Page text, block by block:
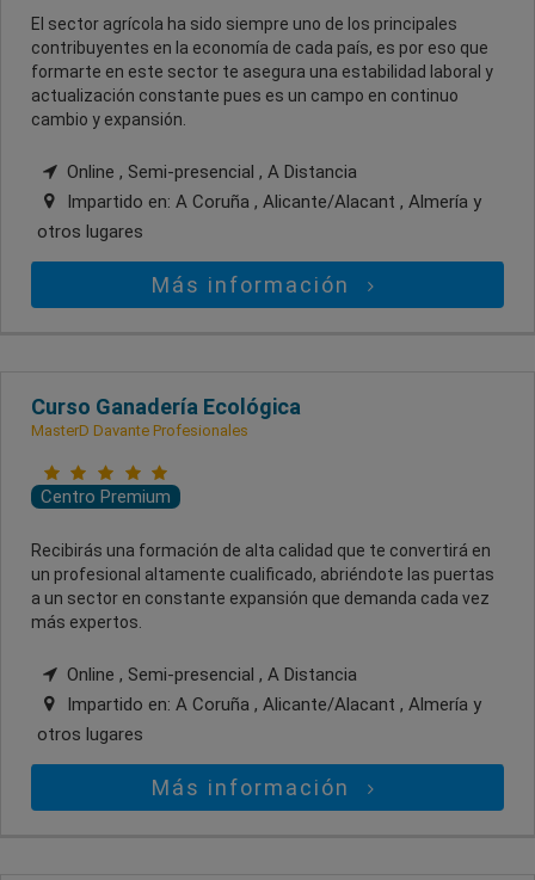
El sector agrícola ha sido siempre uno de los principales
contribuyentes en la economía de cada país, es por eso que
formarte en este sector te asegura una estabilidad laboral y
actualización constante pues es un campo en continuo
cambio y expansión.
Online , Semi-presencial , A Distancia
Impartido en: A Coruña , Alicante/Alacant , Almería y
otros lugares
Más información
Curso Ganadería Ecológica
MasterD Davante Profesionales
Centro Premium
Recibirás una formación de alta calidad que te convertirá en
un profesional altamente cualificado, abriéndote las puertas
a un sector en constante expansión que demanda cada vez
más expertos.
Online , Semi-presencial , A Distancia
Impartido en: A Coruña , Alicante/Alacant , Almería y
otros lugares
Más información